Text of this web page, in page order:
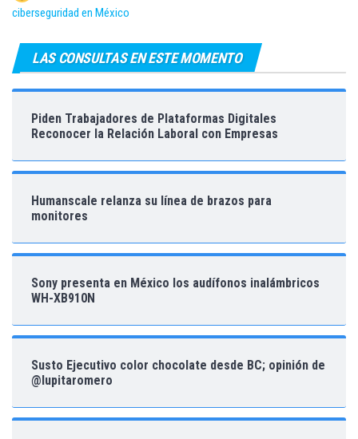
ciberseguridad en México
LAS CONSULTAS EN ESTE MOMENTO
Piden Trabajadores de Plataformas Digitales
Reconocer la Relación Laboral con Empresas
Humanscale relanza su línea de brazos para
monitores
Sony presenta en México los audífonos inalámbricos
WH-XB910N
Susto Ejecutivo color chocolate desde BC; opinión de
@lupitaromero